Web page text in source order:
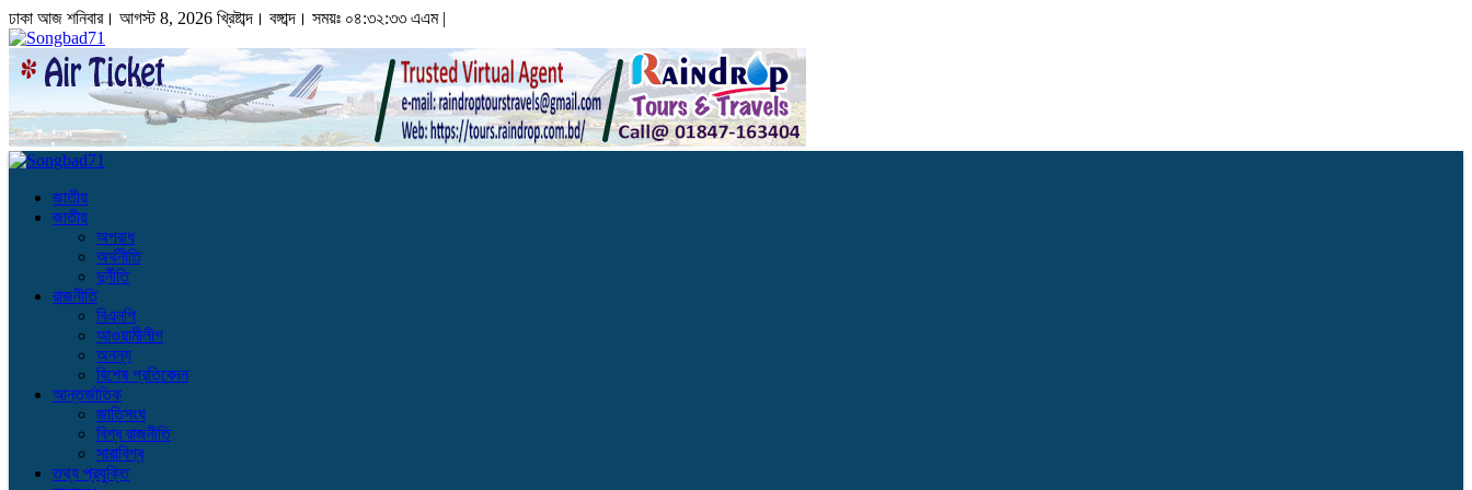
ঢাকা আজ শনিবার। আগস্ট 8, 2026 খ্রিষ্টাব্দ। বঙ্গাব্দ। সময়ঃ ০৪:৩২:৩৪ এএম|
জাতীয়
জাতীয়
অপরাধ
অর্থনীতি
দুর্নীতি
রাজনীতি
বিএনপি
আওয়ামীলীগ
অনন্য
বিশেষ প্রতিবেদন
আন্তর্জাতিক
জাতিসংঘ
বিশ্ব রাজনীতি
সারাবিশ্ব
তথ্য প্রযুক্তি